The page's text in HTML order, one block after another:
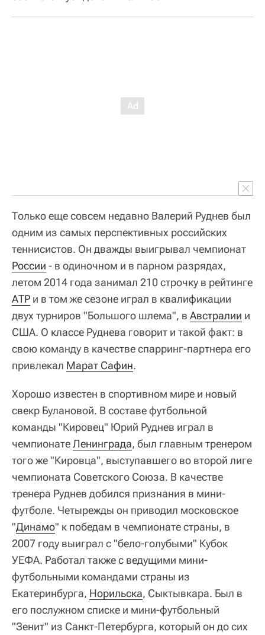
Только еще совсем недавно Валерий Руднев был
одним из самых перспективных российских
теннисистов. Он дважды выигрывал чемпионат
России - в одиночном и в парном разрядах,
летом 2014 года занимал 210 строчку в рейтинге
АТР и в том же сезоне играл в квалификации
двух турниров "Большого шлема", в Австралии и
США. О классе Руднева говорит и такой факт: в
свою команду в качестве спарринг-партнера его
привлекал Марат Сафин.
Хорошо известен в спортивном мире и новый
свекр Булановой. В составе футбольной
команды "Кировец" Юрий Руднев играл в
чемпионатеЛенинграда, был главным тренером
того же "Кировца", выступавшего во второй лиге
чемпионата Советского Союза. В качестве
тренера Руднев добился признания в мини-
футболе. Четырежды он приводил московское
"Динамо" к победам в чемпионате страны, в
2007 году выиграл с "бело-голубыми" Кубок
УЕФА. Работал также с ведущими мини-
футбольными командами страны из
Екатеринбурга, Норильска, Сыктывкара. Был в
его послужном списке и мини-футбольный
"Зенит" из Санкт-Петербурга, который он до сих